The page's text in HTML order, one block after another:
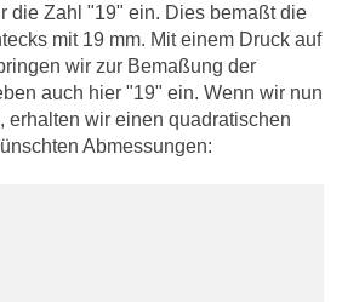
die Zahl "19" ein. Dies bemaßt die
mit 19 mm. Mit einem Druck auf
wir zur Bemaßung der
auch hier "19" ein. Wenn wir nun
erhalten wir einen quadratischen
Abmessungen: